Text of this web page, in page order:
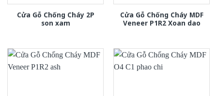
Cửa Gỗ Chống Cháy 2P
son xam
Cửa Gỗ Chống Cháy MDF
Veneer P1R2 Xoan dao